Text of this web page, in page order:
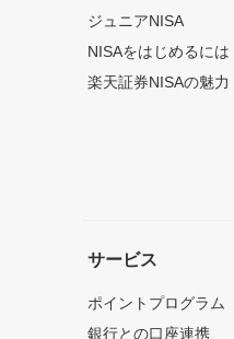
ジュニアNISA
NISAをはじめるには
楽天証券NISAの魅力
サービス
ポイントプログラム
銀行との口座連携